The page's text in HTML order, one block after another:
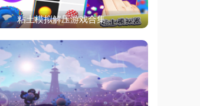
粘土模拟解压游戏合集